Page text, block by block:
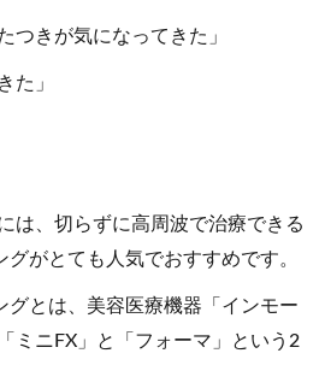
つきが気になってきた」
た」
は、切らずに高周波で治療できる
がとても人気でおすすめです。
グとは、美容医療機器「インモー
ミニFX」と「フォーマ」という2